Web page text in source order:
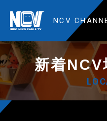
NCV
新着